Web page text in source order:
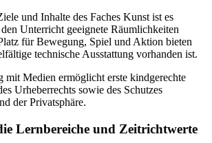
und Inhalte des Faches Kunst ist es
Unterricht geeignete Räumlichkeiten
für Bewegung, Spiel und Aktion bieten
technische Ausstattung vorhanden ist.
mit Medien ermöglicht erste kindgerechte
Urheberrechts sowie des Schutzes
der Privatsphäre.
Lernbereiche und Zeitrichtwerte